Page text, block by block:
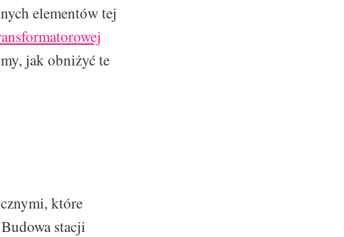
elementów tej
jak obniżyć te
które
stacji